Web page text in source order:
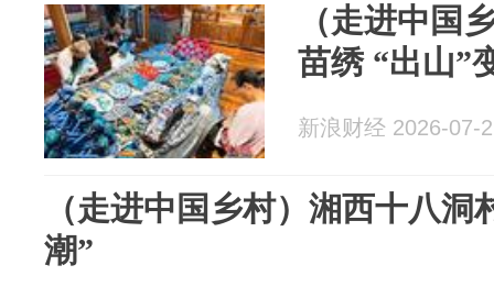
（走进中国
苗绣 “出山”
新浪财经 2026-07-
（走进中国乡村）湘西十八洞
潮”